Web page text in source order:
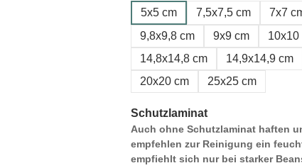
5x5 cm 7,5x7,5 cm 7x7
9,8x9,8 cm
9x9 cm 10x10
14,8x14,8 cm
14,9x14,9 cm
20x20 cm
25x25 cm
Schutzlaminat
Auch ohne Schutzlaminat haften
empfehlen zur Reinigung ein
empfiehlt sich nur bei starker